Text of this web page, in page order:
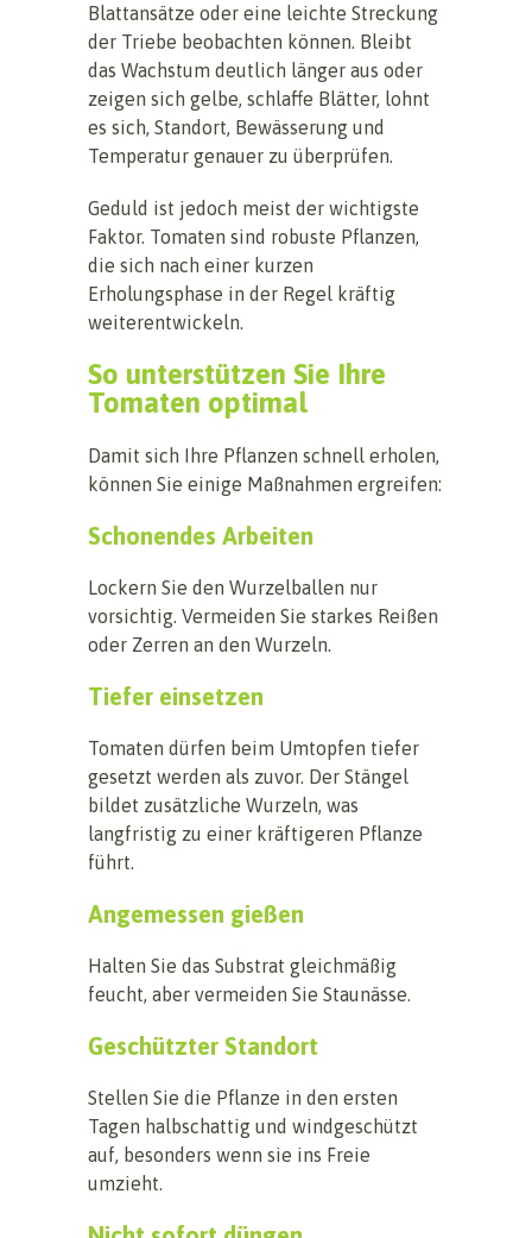
Blattansätze oder eine leichte Streckung
der Triebe beobachten können. Bleibt
das Wachstum deutlich länger aus oder
zeigen sich gelbe, schlaffe Blätter, lohnt
es sich, Standort, Bewässerung und
Temperatur genauer zu überprüfen.
Geduld ist jedoch meist der wichtigste
Faktor. Tomaten sind robuste Pflanzen,
die sich nach einer kurzen
Erholungsphase in der Regel kräftig
weiterentwickeln.
So unterstützen Sie Ihre
Tomaten optimal
Damit sich Ihre Pflanzen schnell erholen,
können Sie einige Maßnahmen ergreifen:
Schonendes Arbeiten
Lockern Sie den Wurzelballen nur
vorsichtig. Vermeiden Sie starkes Reißen
oder Zerren an den Wurzeln.
Tiefer einsetzen
Tomaten dürfen beim Umtopfen tiefer
gesetzt werden als zuvor. Der Stängel
bildet zusätzliche Wurzeln, was
langfristig zu einer kräftigeren Pflanze
führt.
Angemessen gießen
Halten Sie das Substrat gleichmäßig
feucht, aber vermeiden Sie Staunässe.
Geschützter Standort
Stellen Sie die Pflanze in den ersten
Tagen halbschattig und windgeschützt
auf, besonders wenn sie ins Freie
umzieht.